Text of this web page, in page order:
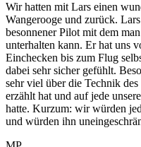
Wir hatten mit Lars einen
Wangerooge und zurück.
besonnener Pilot mit dem
unterhalten kann. Er hat uns
Einchecken bis zum Flug
dabei sehr sicher gefühlt.
sehr viel über die Technik
erzählt hat und auf jede
hatte. Kurzum: wir würden
und würden ihn